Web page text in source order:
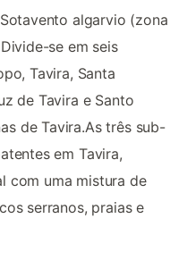
algarvio (zona
se em seis
Tavira, Santa
de Tavira e Santo
de Tavira.As três sub-
em Tavira,
com uma mistura de
serranos, praias e